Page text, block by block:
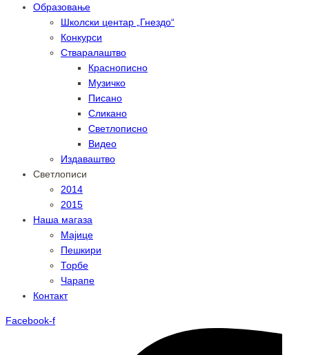
Образовање
Школски центар „Гнездо“
Конкурси
Стваралаштво
Краснописно
Музичко
Писано
Сликано
Светлописно
Видео
Издаваштво
Светлописи
2014
2015
Наша магаза
Мајице
Пешкири
Торбе
Чарапе
Контакт
Facebook-f